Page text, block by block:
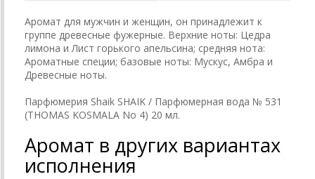
Аромат для мужчин и женщин, он принадлежит к
группе древесные фужерные. Верхние ноты: Цедра
лимона и Лист горького апельсина; средняя нота:
Ароматные специи; базовые ноты: Мускус, Амбра и
Древесные ноты.
Парфюмерия Shaik SHAIK / Парфюмерная вода № 531
(THOMAS KOSMALA No 4) 20 мл.
Аромат в других вариантах
исполнения